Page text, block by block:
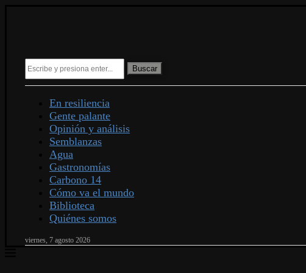
Buscar
En resiliencia
Gente palante
Opinión y análisis
Semblanzas
Agua
Gastronomías
Carbono 14
Cómo va el mundo
Biblioteca
Quiénes somos
viernes, 7 agosto 2026